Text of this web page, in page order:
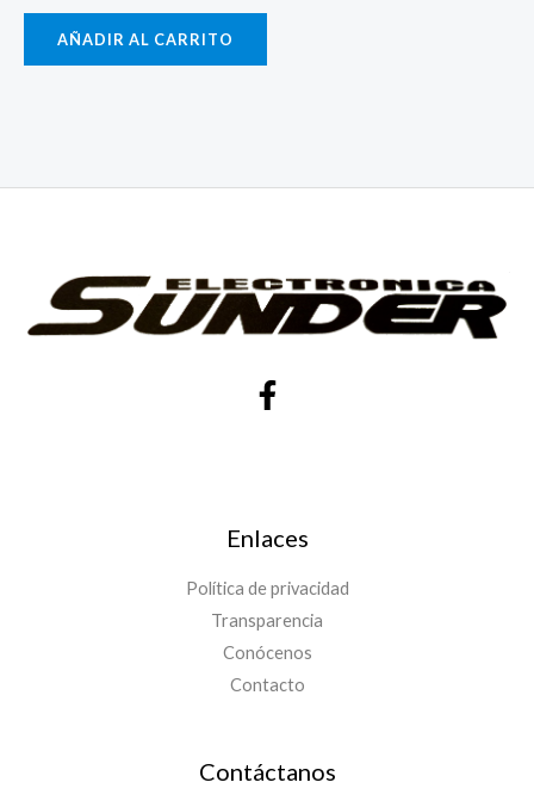
AÑADIR AL CARRITO
Enlaces
Política de privacidad
Transparencia
Conócenos
Contacto
Contáctanos